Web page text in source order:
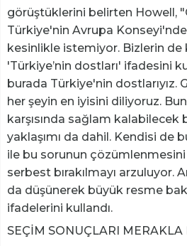
görüştüklerini belirten Howell,
Türkiye'nin Avrupa
kesinlikle istemiyor. Bizlerin de
'Türkiye’nin dostları' ifadesini
burada Türkiye'nin dostlarıyız.
her şeyin en iyisini diliyoruz.
karşısında sağlam kalabilecek
yaklaşımı da dahil. Kendisi de
ile bu sorunun
serbest bırakılmayı arzuluyor.
da düşünerek büyük resme
ifadelerini kullandı.
SEÇİM SONUÇLARI MERAKLA